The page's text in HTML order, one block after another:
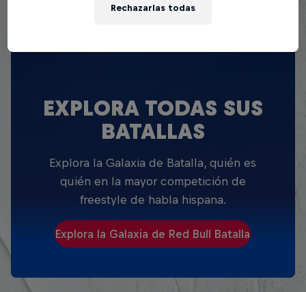
EXPLORA TODAS SUS
BATALLAS
Explora la Galaxia de Batalla, quién es
quién en la mayor competición de
freestyle de habla hispana.
Explora la Galaxia de Red Bull Batalla
Rechazarlas todas